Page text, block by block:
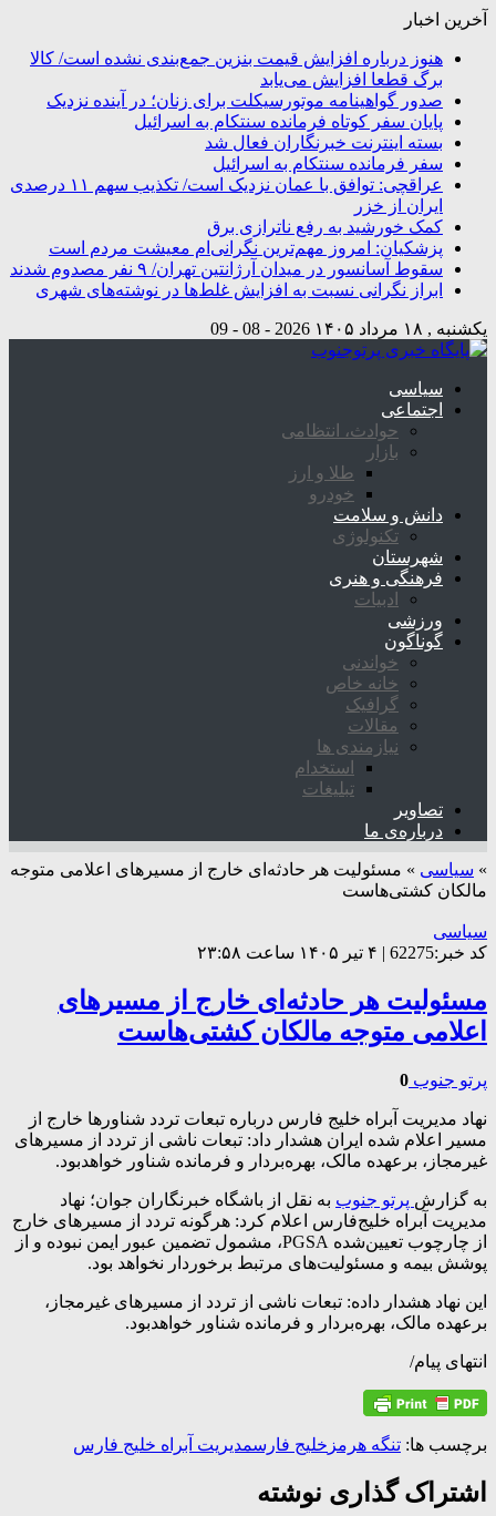
آخرین اخبار
هنوز درباره افزایش قیمت بنزین جمع‌بندی نشده است/ کالا
برگ قطعا افزایش می‌یابد
صدور گواهینامه موتورسیکلت برای زنان؛ در آینده نزدیک
پایان سفر کوتاه فرمانده سنتکام به اسرائیل
بسته اینترنت خبرنگاران فعال شد
سفر فرمانده سنتکام به اسرائیل
عراقچی: توافق با عمان نزدیک است/ تکذیب سهم ۱۱ درصدی
ایران از خزر
کمک خورشید به رفع ناترازی برق
پزشکیان: امروز مهم‌ترین نگرانی‌ام معیشت مردم است
سقوط آسانسور در میدان آرژانتین تهران/ ۹ نفر مصدوم شدند
ابراز نگرانی نسبت به افزایش غلط‌ها در نوشته‌های شهری
یکشنبه , ۱۸ مرداد ۱۴۰۵ 2026 - 08 - 09
سیاسی
اجتماعی
حوادث، انتظامی
بازار
طلا و ارز
خودرو
دانش و سلامت
تکنولوژی
شهرستان
فرهنگی و هنری
ادبیات
ورزشی
گوناگون
خواندنی
خانه خاص
گرافیک
مقالات
نیازمندی ها
استخدام
تبلیغات
تصاویر
درباره‌ی ما
» سیاسی » مسئولیت هر حادثه‌ای خارج از مسیر‌های اعلامی متوجه
مالکان کشتی‌هاست
سیاسی
کد خبر:62275 | ۴ تیر ۱۴۰۵ ساعت ۲۳:۵۸
مسئولیت هر حادثه‌ای خارج از مسیر‌های
اعلامی متوجه مالکان کشتی‌هاست
پرتو جنوب 0
نهاد مدیریت آبراه خلیج فارس درباره تبعات تردد شناور‌ها خارج از
مسیر اعلام شده ایران هشدار داد: تبعات ناشی از تردد از مسیر‌های
غیرمجاز، برعهده مالک، بهره‌بردار و فرمانده شناور خواهدبود.
به گزارش پرتو جنوب به نقل از باشگاه خبرنگاران جوان؛ نهاد
مدیریت آبراه خلیج‌فارس اعلام کرد: هرگونه تردد از مسیر‌های خارج
از چارچوب تعیین‌شده PGSA، مشمول تضمین عبور ایمن نبوده و از
پوشش بیمه و مسئولیت‌های مرتبط برخوردار نخواهد بود.
این نهاد هشدار داده: تبعات ناشی از تردد از مسیر‌های غیرمجاز،
برعهده مالک، بهره‌بردار و فرمانده شناور خواهدبود.
انتهای پیام/
برچسب ها: تنگه هرمز خلیج فارسمدیریت آبراه خلیج فارس
اشتراک گذاری نوشته